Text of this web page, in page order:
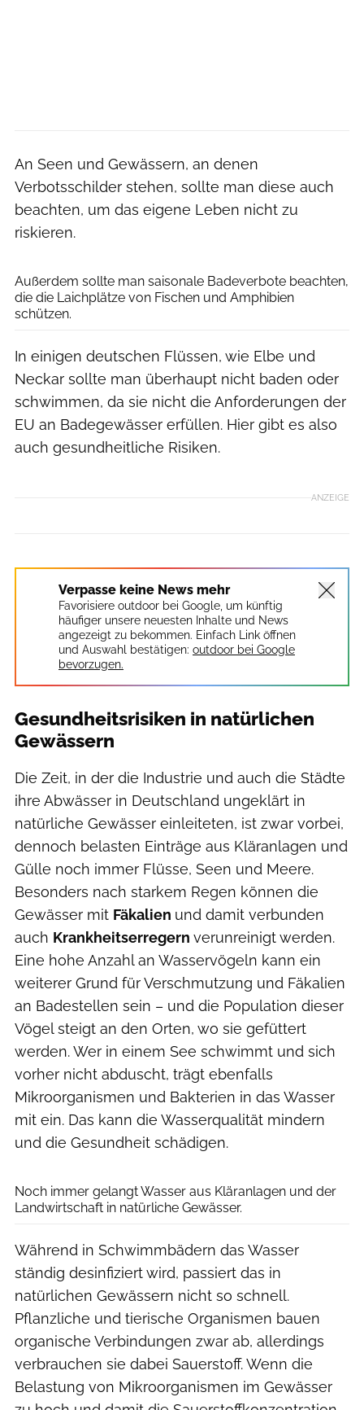
An Seen und Gewässern, an denen
Verbotsschilder stehen, sollte man diese auch
beachten, um das eigene Leben nicht zu
riskieren.
Außerdem sollte man saisonale Badeverbote beachten,
die die Laichplätze von Fischen und Amphibien
schützen.
In einigen deutschen Flüssen, wie Elbe und
Neckar sollte man überhaupt nicht baden oder
schwimmen, da sie nicht die Anforderungen der
EU an Badegewässer erfüllen. Hier gibt es also
auch gesundheitliche Risiken.
ANZEIGE
Verpasse keine News mehr
Favorisiere outdoor bei Google, um künftig
häufiger unsere neuesten Inhalte und News
angezeigt zu bekommen. Einfach Link öffnen
und Auswahl bestätigen: outdoor bei Google
bevorzugen.
Gesundheitsrisiken in natürlichen
Gewässern
Die Zeit, in der die Industrie und auch die Städte
ihre Abwässer in Deutschland ungeklärt in
natürliche Gewässer einleiteten, ist zwar vorbei,
dennoch belasten Einträge aus Kläranlagen und
Gülle noch immer Flüsse, Seen und Meere.
Besonders nach starkem Regen können die
Gewässer mit Fäkalien und damit verbunden
auch Krankheitserregern verunreinigt werden.
Eine hohe Anzahl an Wasservögeln kann ein
weiterer Grund für Verschmutzung und Fäkalien
an Badestellen sein – und die Population dieser
Vögel steigt an den Orten, wo sie gefüttert
werden. Wer in einem See schwimmt und sich
vorher nicht abduscht, trägt ebenfalls
Mikroorganismen und Bakterien in das Wasser
mit ein. Das kann die Wasserqualität mindern
und die Gesundheit schädigen.
Noch immer gelangt Wasser aus Kläranlagen und der
Landwirtschaft in natürliche Gewässer.
Während in Schwimmbädern das Wasser
ständig desinfiziert wird, passiert das in
natürlichen Gewässern nicht so schnell.
Pflanzliche und tierische Organismen bauen
organische Verbindungen zwar ab, allerdings
verbrauchen sie dabei Sauerstoff. Wenn die
Belastung von Mikroorganismen im Gewässer